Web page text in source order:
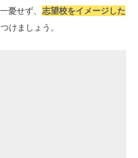
憂せず、 志望校をイメージした
けましょう。